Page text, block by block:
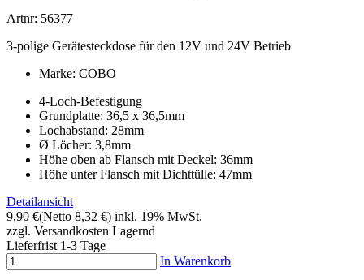
Artnr: 56377
3-polige Gerätesteckdose für den 12V und 24V Betrieb
Marke: COBO
4-Loch-Befestigung
Grundplatte: 36,5 x 36,5mm
Lochabstand: 28mm
Ø Löcher: 3,8mm
Höhe oben ab Flansch mit Deckel: 36mm
Höhe unter Flansch mit Dichttülle: 47mm
Detailansicht
9,90 €(Netto 8,32 €) inkl. 19% MwSt.
zzgl. Versandkosten Lagernd
Lieferfrist 1-3 Tage
In Warenkorb